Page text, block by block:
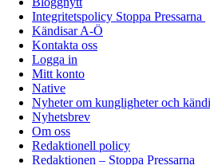
Integritetspolicy Stoppa Pressarna
Kändisar A-Ö
Kontakta oss
Logga in
Mitt konto
Native
Nyheter om kungligheter och
Nyhetsbrev
Om oss
Redaktionell policy
Redaktionen – Stoppa Pressarna